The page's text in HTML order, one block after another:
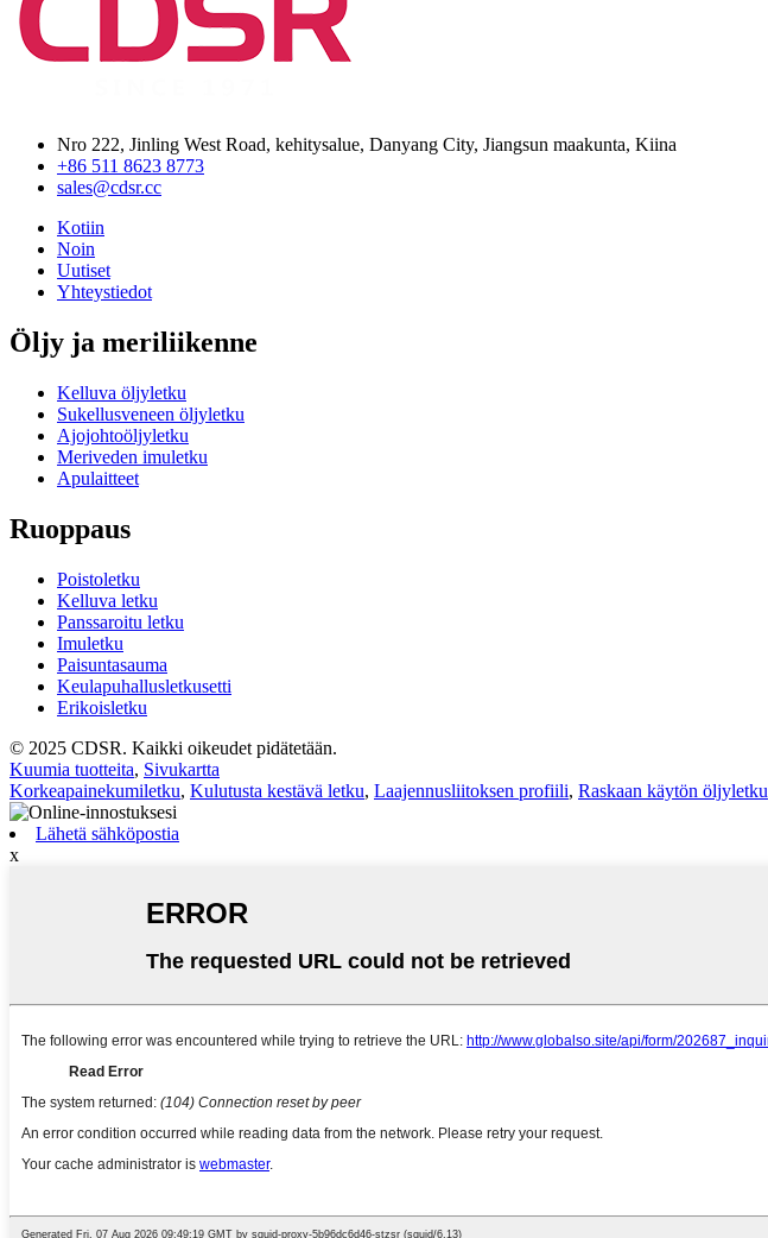
Nro 222, Jinling West Road, kehitysalue, Danyang City, Jiangsun maakunta, Kiina
+86 511 8623 8773
sales@cdsr.cc
Kotiin
Noin
Uutiset
Yhteystiedot
Öljy ja meriliikenne
Kelluva öljyletku
Sukellusveneen öljyletku
Ajojohtoöljyletku
Meriveden imuletku
Apulaitteet
Ruoppaus
Poistoletku
Kelluva letku
Panssaroitu letku
Imuletku
Paisuntasauma
Keulapuhallusletkusetti
Erikoisletku
© 2025 CDSR. Kaikki oikeudet pidätetään.
Kuumia tuotteita, Sivukartta
Korkeapainekumiletku, Kulutusta kestävä letku, Laajennusliitoksen profiili, Raskaan käytön öljyletku
Lähetä sähköpostia
x